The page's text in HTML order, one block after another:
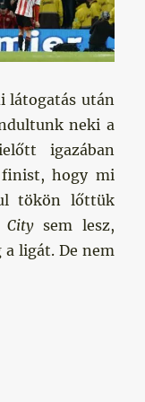
látogatás után
neki a
igazában
finist, hogy mi
tökön lőttük
Citysem lesz,
ligát. De nem